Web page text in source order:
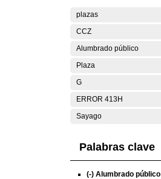
plazas
CCZ
Alumbrado público
Plaza
G
ERROR 413H
Sayago
Palabras clave
(-) Alumbrado público